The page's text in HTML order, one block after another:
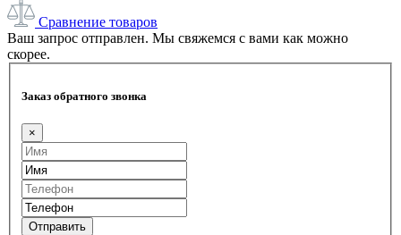
Сравнение товаров
Ваш запрос отправлен. Мы свяжемся с вами как можно
скорее.
Заказ обратного звонка
×
Отправить